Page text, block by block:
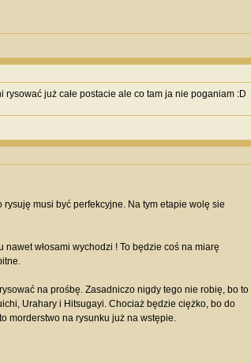
już całe postacie ale co tam ja nie poganiam :D
musi być perfekcyjne. Na tym etapie wolę sie
włosami wychodzi ! To będzie coś na miarę
na prośbę. Zasadniczo nigdy tego nie robię, bo to
Urahary i Hitsugayi. Chociaż będzie ciężko, bo do
morderstwo na rysunku już na wstępie.